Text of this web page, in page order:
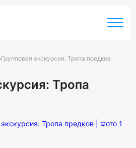
Групповая экскурсия: Тропа предков
Тропа